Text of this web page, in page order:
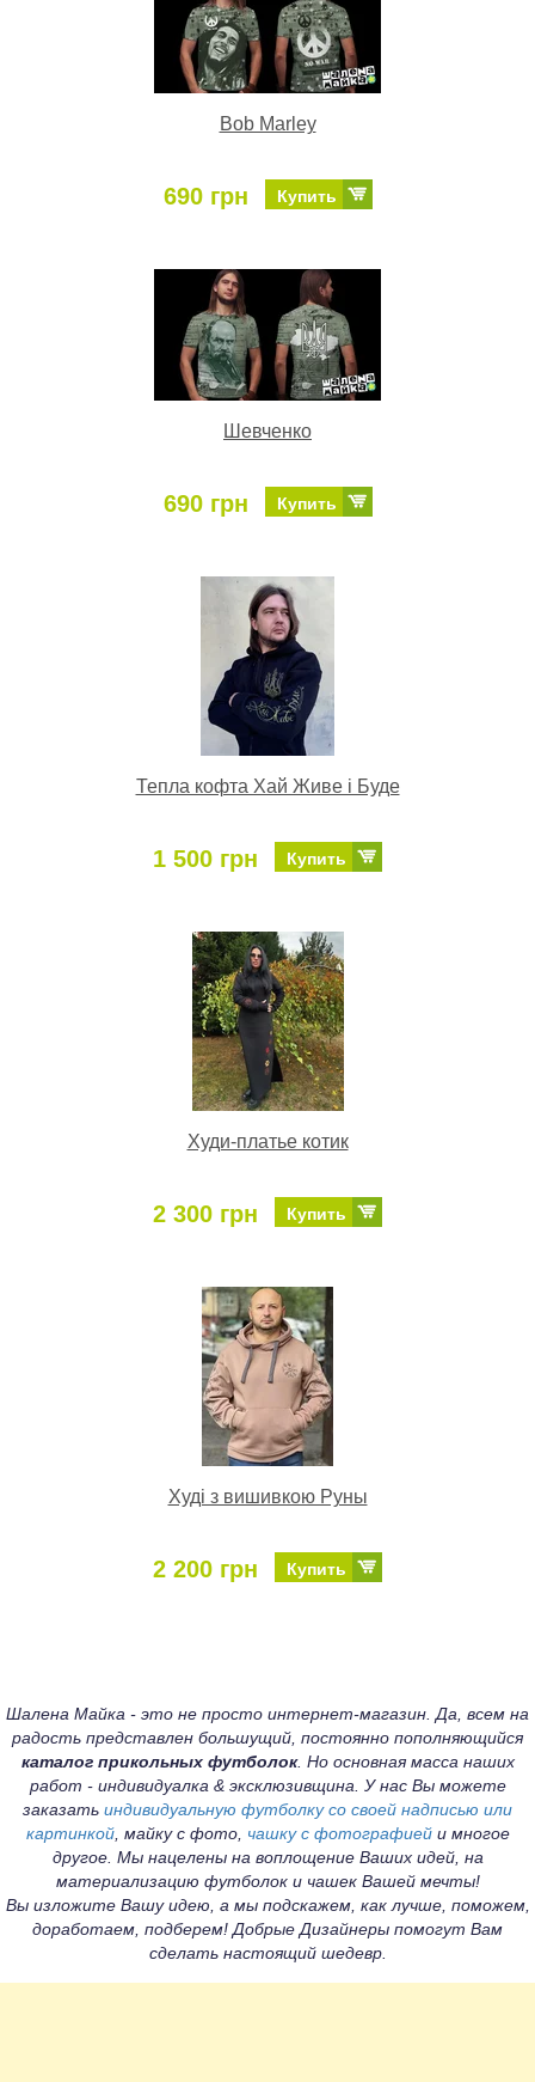
Bob Marley
690 грн Купить
Шевченко
690 грн Купить
Тепла кофта Хай Живе і Буде
1 500 грн Купить
Худи-платье котик
2 300 грн Купить
Худі з вишивкою Руны
2 200 грн Купить
Шалена Майка - это не просто интернет-магазин. Да, всем на
радость представлен большущий, постоянно пополняющийся
каталог прикольных футболок. Но основная масса наших
работ - индивидуалка & эксклюзивщина. У нас Вы можете
заказать индивидуальную футболку со своей надписью или
картинкой, майку с фото, чашку с фотографиейи многое
другое. Мы нацелены на воплощение Ваших идей, на
материализацию футболок и чашек Вашей мечты!
Вы изложите Вашу идею, а мы подскажем, как лучше, поможем,
доработаем, подберем! Добрые Дизайнеры помогут Вам
сделать настоящий шедевр.